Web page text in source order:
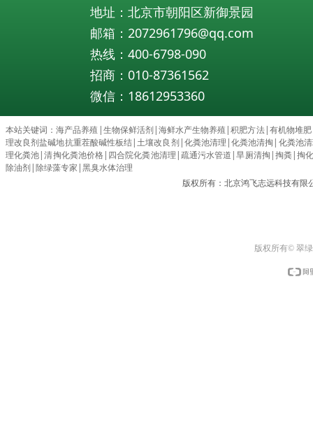
地址：北京市朝阳区新御景园
邮箱：2072961796@qq.com
热线：400-6798-090
招商：010-87361562
微信：18612953360
本站关键词：海产品养殖 |生物保鲜活剂|海鲜水产生物养殖 |积肥方法|有机物堆肥
理改良剂盐碱地抗重茬酸碱性板结|土壤改良剂|化粪池清理 |化粪池清掏 | 化粪池
理化粪池|清掏化粪池价格| 四合院化粪池清理 |疏通污水管道 |旱厕清掏 |掏粪|掏
除油剂|除绿藻专家 |黑臭水体治理
版权所有：北京鸿飞志远科技有
版权所有© 翠